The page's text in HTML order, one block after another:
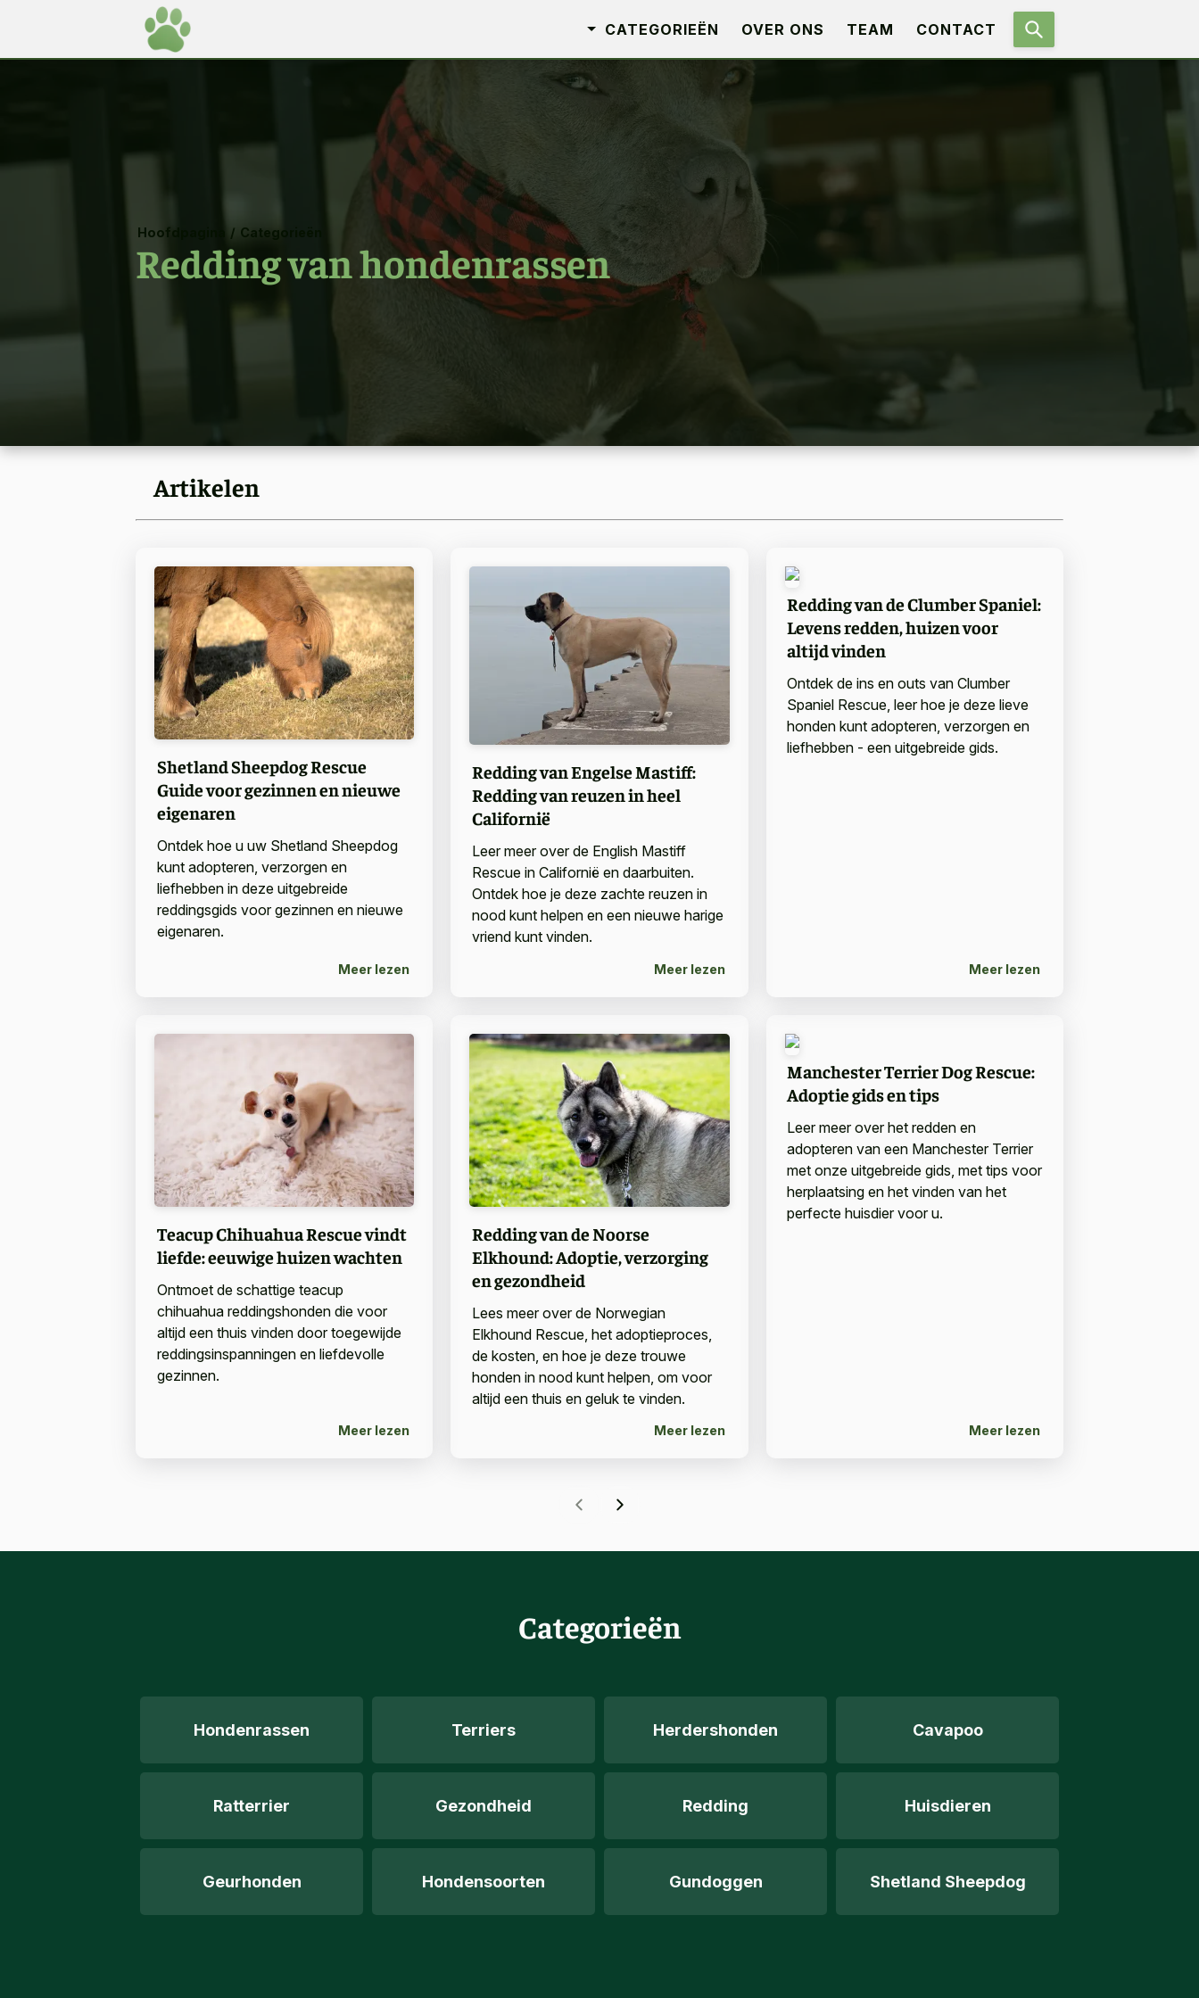
CATEGORIEËN OVER ONS TEAM CONTACT
Hoofdpagina / Categorieën
Redding van hondenrassen
Artikelen
Shetland Sheepdog Rescue
Guide voor gezinnen en nieuwe
eigenaren
Ontdek hoe u uw Shetland Sheepdog
kunt adopteren, verzorgen en
liefhebben in deze uitgebreide
reddingsgids voor gezinnen en nieuwe
eigenaren.
Meer lezen
Redding van Engelse Mastiff:
Redding van reuzen in heel
Californië
Leer meer over de English Mastiff
Rescue in Californië en daarbuiten.
Ontdek hoe je deze zachte reuzen in
nood kunt helpen en een nieuwe harige
vriend kunt vinden.
Meer lezen
Redding van de Clumber Spaniel:
Levens redden, huizen voor
altijd vinden
Ontdek de ins en outs van Clumber
Spaniel Rescue, leer hoe je deze lieve
honden kunt adopteren, verzorgen en
liefhebben - een uitgebreide gids.
Meer lezen
Teacup Chihuahua Rescue vindt
liefde: eeuwige huizen wachten
Ontmoet de schattige teacup
chihuahua reddingshonden die voor
altijd een thuis vinden door toegewijde
reddingsinspanningen en liefdevolle
gezinnen.
Meer lezen
Redding van de Noorse
Elkhound: Adoptie, verzorging
en gezondheid
Lees meer over de Norwegian
Elkhound Rescue, het adoptieproces,
de kosten, en hoe je deze trouwe
honden in nood kunt helpen, om voor
altijd een thuis en geluk te vinden.
Meer lezen
Manchester Terrier Dog Rescue:
Adoptie gids en tips
Leer meer over het redden en
adopteren van een Manchester Terrier
met onze uitgebreide gids, met tips voor
herplaatsing en het vinden van het
perfecte huisdier voor u.
Meer lezen
Categorieën
Hondenrassen Terriers Herdershonden Cavapoo
Ratterrier Gezondheid Redding Huisdieren
Geurhonden Hondensoorten Gundoggen Shetland Sheepdog